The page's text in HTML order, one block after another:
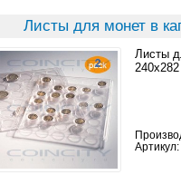
Листы для монет в
Листы
Артикул: